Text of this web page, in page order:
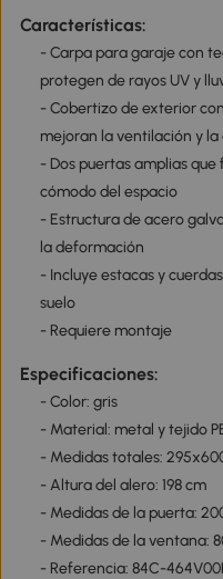
Características:
- Carpa para garaje con
protegen de rayos UV y
- Cobertizo de exterior
mejoran la ventilación y
- Dos puertas amplias
cómodo del espacio
- Estructura de acero
la deformación
- Incluye estacas y
suelo
- Requiere montaje
Especificaciones:
- Color: gris
- Material: metal y tejido
- Medidas totales:
- Altura del alero: 198 cm
- Medidas de la puerta:
- Medidas de la ventana:
- Referencia: 84C-